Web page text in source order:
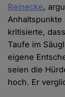
Reinecke,
Anhaltspunkte
kritisierte,
Taufe im
eigene
seien die
hoch. Er